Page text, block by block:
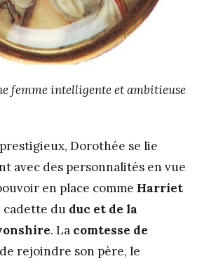
femme intelligente et ambitieuse
Dorothée se lie
avec des personnalités en vue
en place comme Harriet
cadette du duc et de la
. La comtesse de
rejoindre son père, le